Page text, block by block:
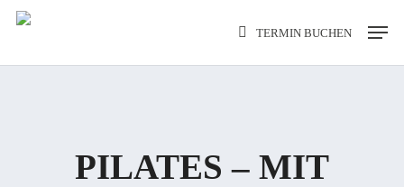
Skip
TERMIN BUCHEN
Menu
PILATES – MIT